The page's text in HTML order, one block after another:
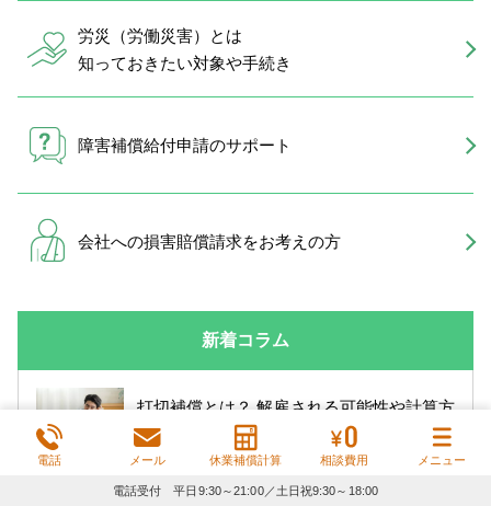
労災（労働災害）とは
知っておきたい対象や手続き
障害補償給付申請のサポート
会社への損害賠償請求をお考えの方
新着コラム
打切補償とは？ 解雇される可能性や計算方
法を労災被災者向けに解説
プレス機による事故で労災申請する流れ・
電話 メール 休業補償計算 相談費用 メニュー
電話受付 平日9:30～21:00／土日祝9:30～18:00